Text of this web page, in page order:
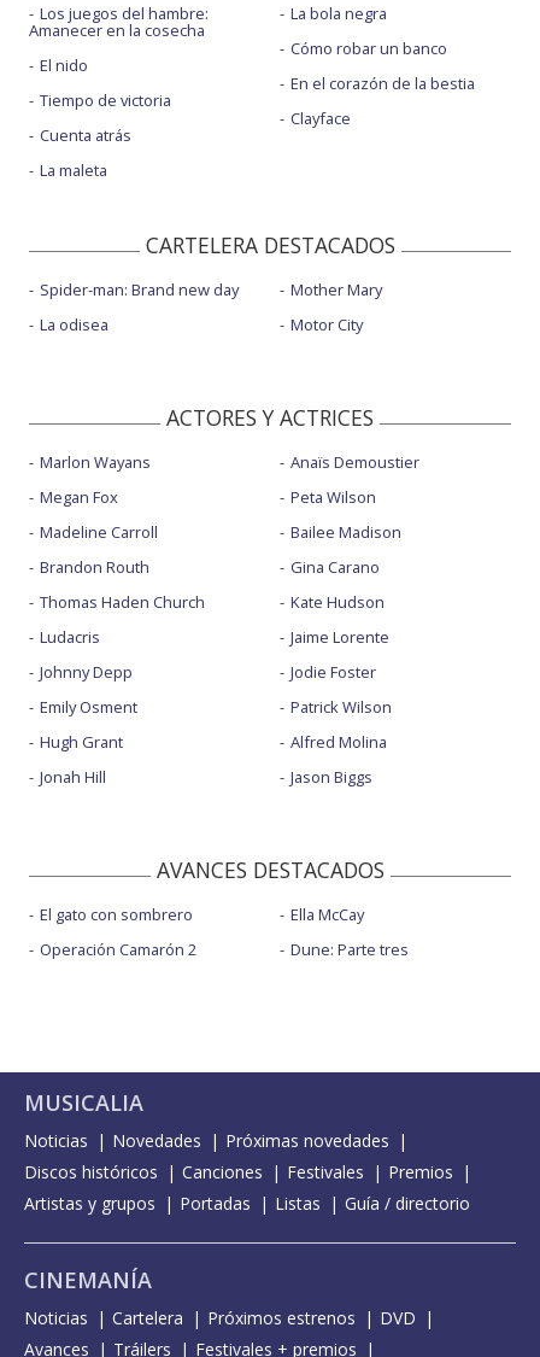
Los juegos del hambre:
Amanecer en la cosecha
El nido
Tiempo de victoria
Cuenta atrás
La maleta
La bola negra
Cómo robar un banco
En el corazón de la bestia
Clayface
CARTELERA DESTACADOS
Spider-man: Brand new day
La odisea
Mother Mary
Motor City
ACTORES Y ACTRICES
Marlon Wayans
Megan Fox
Madeline Carroll
Brandon Routh
Thomas Haden Church
Ludacris
Johnny Depp
Emily Osment
Hugh Grant
Jonah Hill
Anaïs Demoustier
Peta Wilson
Bailee Madison
Gina Carano
Kate Hudson
Jaime Lorente
Jodie Foster
Patrick Wilson
Alfred Molina
Jason Biggs
AVANCES DESTACADOS
El gato con sombrero
Operación Camarón 2
Ella McCay
Dune: Parte tres
MUSICALIA
Noticias Novedades
Próximas novedades
Discos históricos
Canciones Festivales
Premios
Artistas y grupos
Portadas Listas Guía / directorio
CINEMANÍA
Noticias Cartelera Próximos estrenos
DVD
Avances
Tráilers Festivales + premios